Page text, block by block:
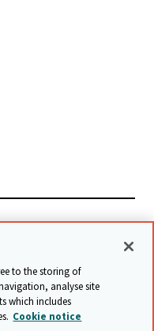
Assessment
to the storing of
analyse site
which includes
Cookie notice